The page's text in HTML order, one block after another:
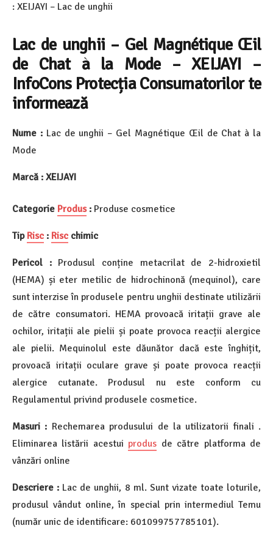
: XEIJAYI – Lac de unghii
Lac de unghii – Gel Magnétique Œil
de Chat à la Mode– XEIJAYI –
InfoCons Protecția Consumatorilor te
informează
Nume :Lac de unghii – Gel Magnétique Œil de Chat à la
Mode
Marcă : XEIJAYI
Categorie Produs : Produse cosmetice
Tip Risc : Risc chimic
Pericol : Produsul conține metacrilat de 2-hidroxietil
(HEMA) și eter metilic de hidrochinonă (mequinol), care
sunt interzise în produsele pentru unghii destinate utilizării
de către consumatori. HEMA provoacă iritații grave ale
ochilor, iritații ale pielii și poate provoca reacții alergice
ale pielii. Mequinolul este dăunător dacă este înghițit,
provoacă iritații oculare grave și poate provoca reacții
alergice cutanate. Produsul nu este conform cu
Regulamentul privind produsele cosmetice.
Masuri : Rechemarea produsului de la utilizatorii finali .
Eliminarea listării acestui produs de către platforma de
vânzări online
Descriere : Lac de unghii, 8 ml. Sunt vizate toate loturile,
produsul vândut online, în special prin intermediul Temu
(număr unic de identificare: 601099757785101).